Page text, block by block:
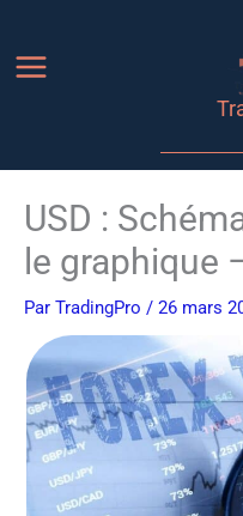
contenu
USD :
le graphique
Par TradingPro / 26 mars